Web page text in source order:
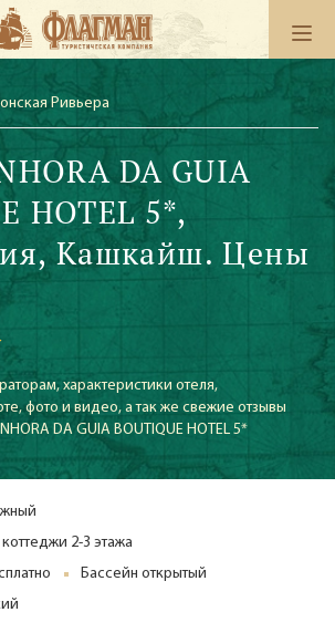
Ривьера
DA GUIA
HOTEL 5*,
Кашкайш. Цены
характеристики отеля,
фото и видео, а так же свежие отзывы
DA GUIA BOUTIQUE HOTEL 5*
2-3 этажа
Бассейн открытый